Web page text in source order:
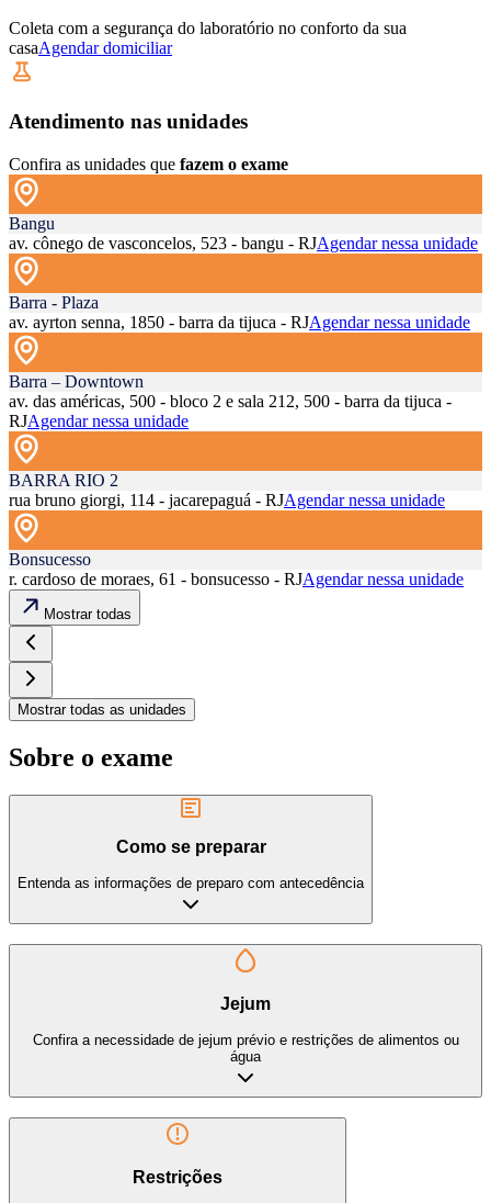
Coleta com a segurança do laboratório no conforto da sua
casaAgendar domiciliar
Atendimento nas unidades
Confira as unidades que fazem o exame
Bangu
av. cônego de vasconcelos, 523 - bangu - RJAgendar nessa unidade
Barra - Plaza
av. ayrton senna, 1850 - barra da tijuca - RJAgendar nessa unidade
Barra – Downtown
av. das américas, 500 - bloco 2 e sala 212, 500 - barra da tijuca -
RJAgendar nessa unidade
BARRA RIO 2
rua bruno giorgi, 114 - jacarepaguá - RJAgendar nessa unidade
Bonsucesso
r. cardoso de moraes, 61 - bonsucesso - RJAgendar nessa unidade
Mostrar todas
Mostrar todas as unidades
Sobre o exame
Como se preparar
Entenda as informações de preparo com antecedência
Jejum
Confira a necessidade de jejum prévio e restrições de alimentos ou
água
Restrições